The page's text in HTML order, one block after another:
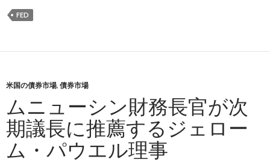
FED
米国の債券市場, 債券市場
ムニューシン財務長官が次
期議長に推薦するジェロー
ム・パウエル理事